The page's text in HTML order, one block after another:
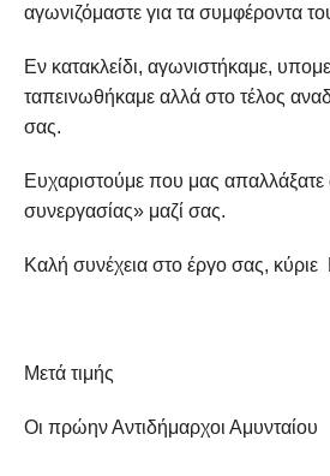
αγωνιζόμαστε για τα συμφέροντα
Εν κατακλείδι, αγωνιστήκαμε,
ταπεινωθήκαμε αλλά στο τέλος
σας.
Ευχαριστούμε που μας
συνεργασίας» μαζί σας.
Καλή συνέχεια στο έργο σας, κύριε
Μετά τιμής
Οι πρώην Αντιδήμαρχοι Αμυνταίου